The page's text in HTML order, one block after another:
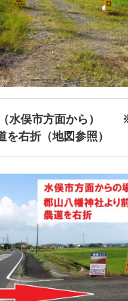
水俣市方面から）
を右折（地図参照）